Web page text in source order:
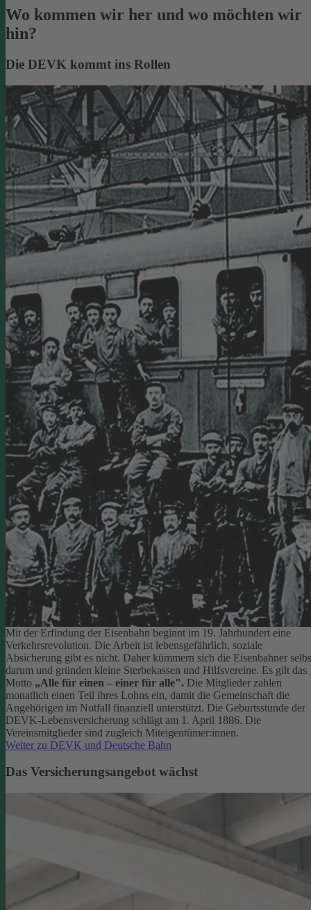
Wo kommen wir her und wo möchten wir
hin?
Die DEVK kommt ins Rollen
Mit der Erfindung der Eisenbahn beginnt im 19. Jahrhundert eine
Verkehrsrevolution. Die Arbeit ist lebensgefährlich, soziale
Absicherung gibt es nicht. Daher kümmern sich die Eisenbahner
darum und gründen kleine Sterbekassen und Hilfsvereine. Es gilt das
Motto „Alle für einen – einer für alle". Die Mitglieder zahlen
monatlich einen Teil ihres Lohns ein, damit die Gemeinschaft die
Angehörigen im Notfall finanziell unterstützt. Die Geburtsstunde der
DEVK-Lebensversicherung schlägt am 1. April 1886. Die
Vereinsmitglieder sind zugleich Miteigentümer:innen.
Weiter zu DEVK und Deutsche Bahn
Das Versicherungsangebot wächst